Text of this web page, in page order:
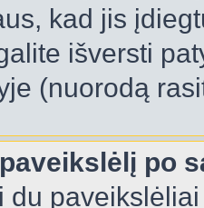
kad jis
išversti
(nuorodą
po
du